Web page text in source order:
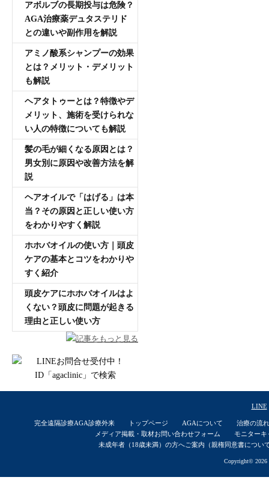
アボルブの長期投与は危険？
AGA治療薬デュタステリド
との違いや副作用を解説
アミノ酸系シャンプーの効果
とは？メリット・デメリット
も解説
ヘアタトゥーとは？特徴やデ
メリット、施術を受けられな
い人の特徴についても解説
髪の毛が細くなる原因とは？
男女別に原因や改善方法を解
説
ヘアオイルで「はげる」は本
当？その原因と正しい使い方
をわかりやすく解説
ホホバオイルの使い方｜頭皮
ケアの基本とコツをわかりや
すく紹介
頭皮ケアにホホバオイルはよ
くない？頭皮に問題が起きる
理由と正しい使い方
記事をもっと見る
LINE
完全遠隔診療AGA診療外来 トップページ AGAについて
治療の流れ
メディア掲載・取材お問い合わせフォーム
モニターキ
未成年者（18歳未満）の方へご案内（親権同意書につい
Copyright© 2026